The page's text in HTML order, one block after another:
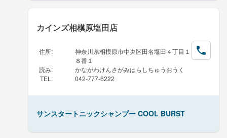
カインズ相模原塩田店
住所:
神奈川県相模原市中央区田名塩田４丁目１
８番１
読み:
かながわけんさがみはらしちゅうおうく
TEL : 042-777-6222
サンスタートニックシャンプー COOL BURST